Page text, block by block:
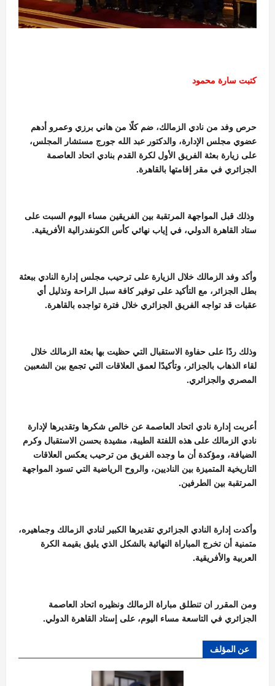
كتبت سارة محمود
حرص وفد من نادي الزمالك، ضم كلًا من هاني برزي وعمرو أدهم
عضوي مجلس الإدارة، والدكتور عبد الله جورج مستشار المجلس،
على زيارة بعثة الفريق الأول لكرة القدم بنادي اتحاد العاصمة
الجزائري في مقر إقامتها بالقاهرة.
وذلك قبل المواجهة المرتقبة بين الفريقين مساء اليوم السبت على
ستاد القاهرة الدولي، في إياب نهائي كأس الكونفدرالية الأفريقية.
وأكد وفد الزمالك خلال الزيارة على ترحيب مجلس إدارة النادي ببعثة
بطل الجزائر، مع التأكيد على توفير كافة سبل الراحة وتذليل أي
عقبات قد تواجه الفريق الجزائري خلال فترة تواجده بالقاهرة.
وذلك ردًا على حفاوة الاستقبال التي حظيت بها بعثة الزمالك خلال
لقاء الذهاب بالجزائر، وتأكيدًا لعمق العلاقات التي تجمع بين الشعبين
المصري والجزائري.
أعربت إدارة نادي اتحاد العاصمة عن خالص شكرها وتقديرها لإدارة
نادي الزمالك على هذه اللفتة الطيبة، مشيدة بحسن الاستقبال وكرم
الضيافة، ومؤكدة أن ما وجده الفريق من ترحيب يعكس العلاقات
التاريخية المتميزة بين الناديين، والروح الرياضية التي تسود المواجهة
المرتقبة بين الطرفين.
وأكدت إدارة النادي الجزائري تقديرها الكبير لنادي الزمالك وجماهيره،
متمنية أن تخرج المباراة النهائية بالشكل الذي يليق بقيمة الكرة
العربية والأفريقية.
ومن المقرر ان تنطلق مباراة الزمالك ونظيره اتحاد العاصمة
الجزائري في التاسعة مساء اليوم، على إستاد القاهرة الدولي.
عن المؤلف